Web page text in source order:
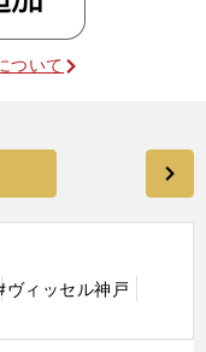
ついて
ヴィッセル神戸